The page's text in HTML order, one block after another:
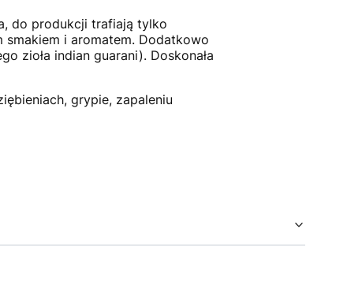
do produkcji trafiają tylko
i aromatem. Dodatkowo
zioła indian guarani). Doskonała
grypie, zapaleniu